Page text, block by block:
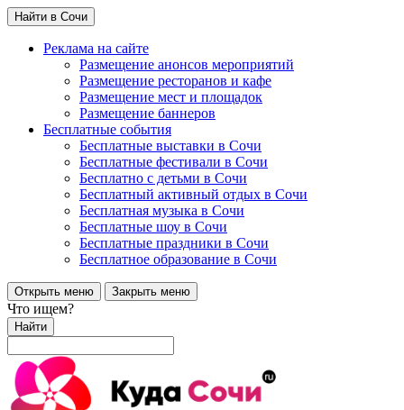
Найти в Сочи
Реклама на сайте
Размещение анонсов мероприятий
Размещение ресторанов и кафе
Размещение мест и площадок
Размещение баннеров
Бесплатные события
Бесплатные выставки в Сочи
Бесплатные фестивали в Сочи
Бесплатно с детьми в Сочи
Бесплатный активный отдых в Сочи
Бесплатная музыка в Сочи
Бесплатные шоу в Сочи
Бесплатные праздники в Сочи
Бесплатное образование в Сочи
Открыть меню Закрыть меню
Что ищем?
Найти